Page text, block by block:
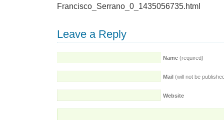
Francisco_Serrano_0_1435056735.html
Leave a Reply
Name (required)
Mail (will not be
Website